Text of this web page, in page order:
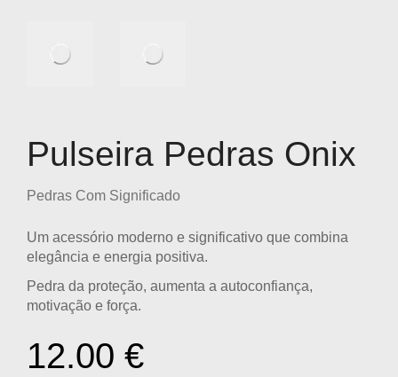
Pulseira Pedras Onix
Pedras Com Significado
Um acessório moderno e significativo que combina
elegância e energia positiva.
Pedra da proteção, aumenta a autoconfiança,
motivação e força.
12.00 €